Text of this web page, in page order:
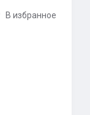
В избранное